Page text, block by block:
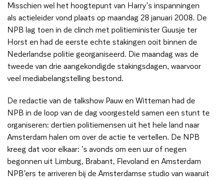
Misschien wel het hoogtepunt van Harry’s inspanningen
als actieleider vond plaats op maandag 28 januari 2008. De
NPB lag toen in de clinch met politieminister Guusje ter
Horst en had de eerste echte stakingen ooit binnen de
Nederlandse politie georganiseerd. Die maandag was de
tweede van drie aangekondigde stakingsdagen, waarvoor
veel mediabelangstelling bestond.
De redactie van de talkshow Pauw en Witteman had de
NPB in de loop van de dag voorgesteld samen een stunt te
organiseren: dertien politiemensen uit het hele land naar
Amsterdam halen om over de actie te vertellen. De NPB
kreeg dat voor elkaar: ’s avonds om een uur of negen
begonnen uit Limburg, Brabant, Flevoland en Amsterdam
NPB’ers te arriveren bij de Amsterdamse studio van waaruit